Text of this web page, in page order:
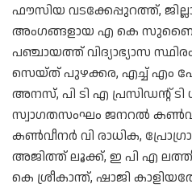
ഫൗസിയ വടക്കേപ്പുറത്ത്,
അംഗങ്ങളായ എ കെ
പഞ്ചായത്ത് വിദ്യാഭ്യാസ
സെയ്ത് പുഴക്കര, എച്ച് എം
അനസ്, പി ടി എ പ്രസിഡന്റ് ടി
സ്വാഗതസംഘം ജനറൽ
കൺവീനർ വി രാധിക,
അജിത്ത് ലൂക്ക്, ഇ പി എ
കെ ശ്രീകാന്ത്, ഷാജി